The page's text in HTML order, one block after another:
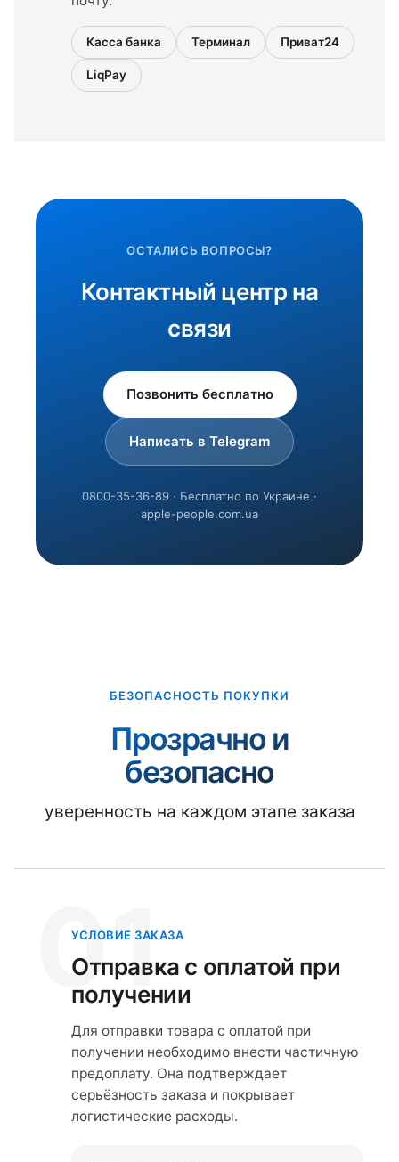
Касса банка Терминал Приват24
LiqPay
ОСТАЛИСЬ ВОПРОСЫ?
Контактный центр на
связи
Позвонить бесплатно
Написать в Telegram
0800-35-36-89 · Бесплатно по Украине ·
apple-people.com.ua
БЕЗОПАСНОСТЬ ПОКУПКИ
Прозрачно и
безопасно
уверенность на каждом этапе заказа
01
УСЛОВИЕ ЗАКАЗА
Отправка с оплатой при
получении
Для отправки товара с оплатой при
получении необходимо внести частичную
предоплату. Она подтверждает
серьёзность заказа и покрывает
логистические расходы.